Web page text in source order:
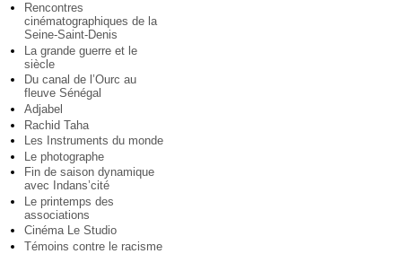
Rencontres
cinématographiques de la
Seine-Saint-Denis
La grande guerre et le
siècle
Du canal de l’Ourc au
fleuve Sénégal
Adjabel
Rachid Taha
Les Instruments du monde
Le photographe
Fin de saison dynamique
avec Indans’cité
Le printemps des
associations
Cinéma Le Studio
Témoins contre le racisme